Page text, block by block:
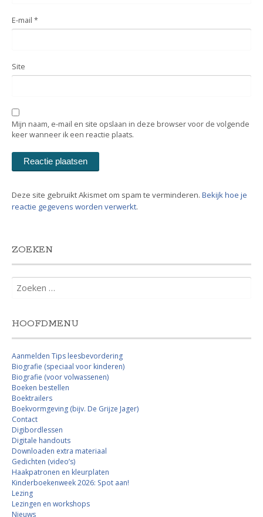
E-mail *
Site
Mijn naam, e-mail en site opslaan in deze browser voor de volgende
keer wanneer ik een reactie plaats.
Deze site gebruikt Akismet om spam te verminderen. Bekijk hoe je
reactie gegevens worden verwerkt.
ZOEKEN
naar:
HOOFDMENU
Aanmelden Tips leesbevordering
Biografie (speciaal voor kinderen)
Biografie (voor volwassenen)
Boeken bestellen
Boektrailers
Boekvormgeving (bijv. De Grijze Jager)
Contact
Digibordlessen
Digitale handouts
Downloaden extra materiaal
Gedichten (video’s)
Haakpatronen en kleurplaten
Kinderboekenweek 2026: Spot aan!
Lezing
Lezingen en workshops
Nieuws